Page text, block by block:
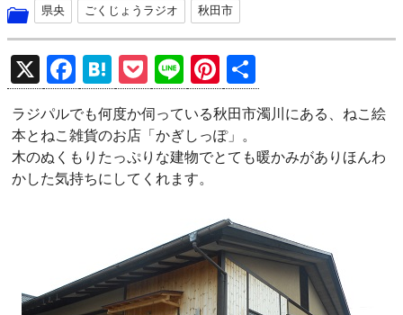
県央 ごくじょうラジオ 秋田市
X
F
a
ce
b
o
H
at
e
n
a
P
o
ck
et
Li
n
e
Pi
nt
er
es
有
ラジパルでも何度か伺っている秋田市濁川にある、ねこ絵
本とねこ雑貨のお店「かぎしっぽ」。
木のぬくもりたっぷりな建物でとても暖かみがありほんわ
かした気持ちにしてくれます。